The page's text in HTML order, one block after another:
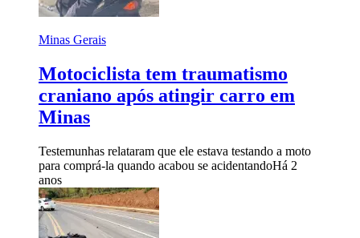
Minas Gerais
Motociclista tem traumatismo
craniano após atingir carro em
Minas
Testemunhas relataram que ele estava testando a moto
para comprá-la quando acabou se acidentandoHá 2
anos